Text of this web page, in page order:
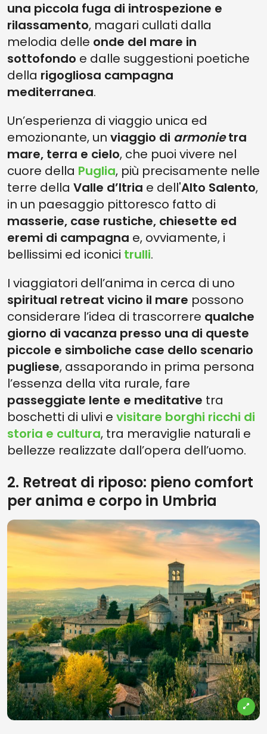
una piccola fuga di introspezione e
rilassamento, magari cullati dalla
melodia delle onde del mare in
sottofondo e dalle suggestioni poetiche
della rigogliosa campagna
mediterranea.
Un’esperienza di viaggio unica ed
emozionante, un viaggio di armonietra
mare, terra e cielo, che puoi vivere nel
cuore della Puglia, più precisamente nelle
terre della Valle d’Itria e dell'Alto Salento,
in un paesaggio pittoresco fatto di
masserie, case rustiche, chiesette ed
eremi di campagna e, ovviamente, i
bellissimi ed iconici trulli.
I viaggiatori dell’anima in cerca di uno
spiritual retreat vicino il mare possono
considerare l’idea di trascorrere qualche
giorno di vacanza presso una di queste
piccole e simboliche case dello scenario
pugliese, assaporando in prima persona
l’essenza della vita rurale, fare
passeggiate lente e meditative tra
boschetti di ulivi e visitare borghi ricchi di
storia e cultura, tra meraviglie naturali e
bellezze realizzate dall’opera dell’uomo.
2. Retreat di riposo: pieno comfort
per anima e corpo in Umbria